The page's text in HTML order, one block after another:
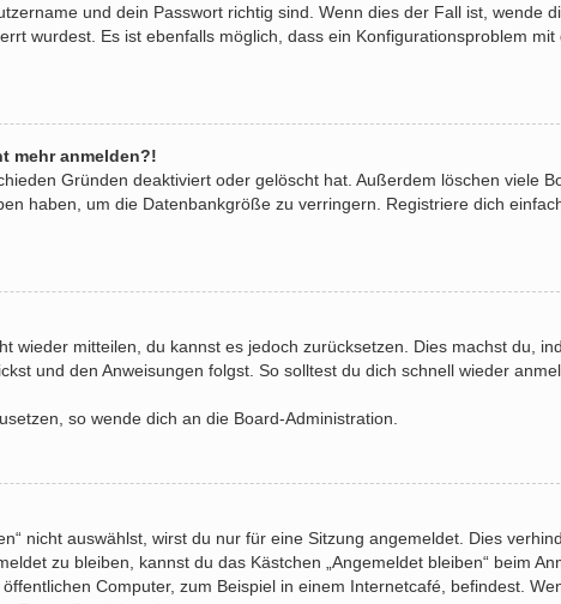
und dein Passwort richtig sind. Wenn dies der Fall ist, wende
wurdest. Es ist ebenfalls möglich, dass ein Konfigurationsproblem mit
mehr anmelden?!
Gründen deaktiviert oder gelöscht hat. Außerdem löschen viele
haben, um die Datenbankgröße zu verringern. Registriere dich
wieder mitteilen, du kannst es jedoch zurücksetzen. Dies machst du,
und den Anweisungen folgst. So solltest du dich schnell wieder
so wende dich an die Board-Administration.
nicht auswählst, wirst du nur für eine Sitzung angemeldet. Dies
zu bleiben, kannst du das Kästchen „Angemeldet bleiben“ beim
Computer, zum Beispiel in einem Internetcafé, befindest.